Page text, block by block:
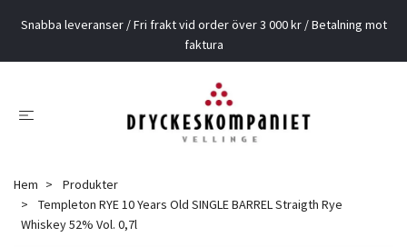
Snabba leveranser / Fri frakt vid order över 3 000 kr / Betalning mot
faktura
Hem
Produkter
Templeton RYE 10 Years Old SINGLE BARREL Straigth Rye
Whiskey 52% Vol. 0,7l